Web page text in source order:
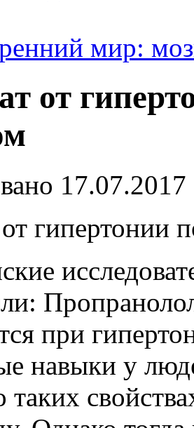
мир:
от
17.07.2017
гипертонии
при
навыки у